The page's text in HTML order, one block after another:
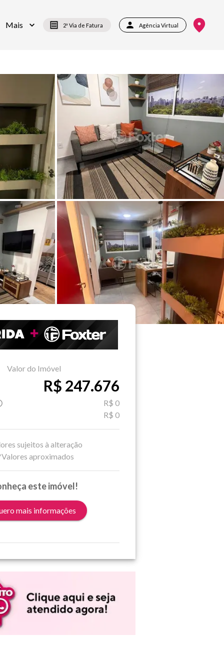
Mais 2ª Via de Fatura Agência Virtual
Valor do Imóvel
R$ 247.676
R$ 0
R$ 0
sujeitos à alteração
aproximados
este imóvel!
mais informações